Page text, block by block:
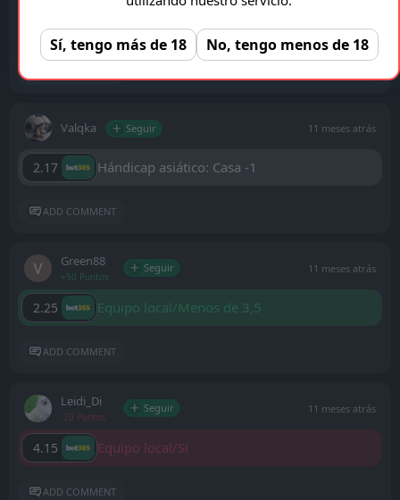
1.68 Vissel Kobe para ganar
Valqka Seguir 11 meses atrás
2.17 Hándicap asiático: Casa -1
ADD COMMENT
Green88
+50 Puntos
Seguir 11 meses atrás
2.25 Equipo local/Menos de 3,5
ADD COMMENT
Leidi_Di
-20 Puntos
Seguir 11 meses atrás
4.15 Equipo local/Sí
ADD COMMENT
Sí, tengo más de 18 No, tengo menos de 18